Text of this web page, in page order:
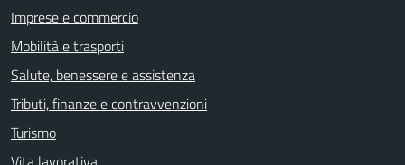
Imprese e commercio
Mobilità e trasporti
Salute, benessere e assistenza
Tributi, finanze e contravvenzioni
Turismo